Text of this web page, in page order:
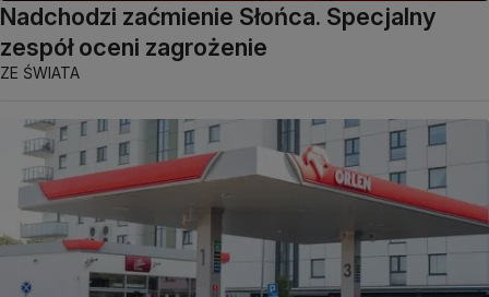
Nadchodzi zaćmienie Słońca. Specjalny
zespół oceni zagrożenie
ZE ŚWIATA